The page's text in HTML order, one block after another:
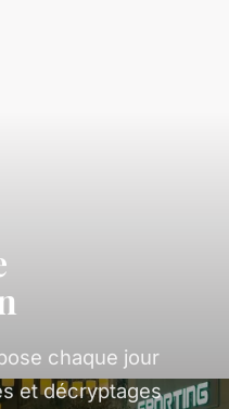
chaque jour
et décryptages